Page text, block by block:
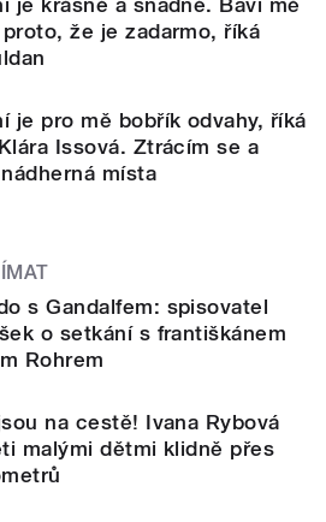
že je zadarmo, říká
je pro mě bobřík odvahy, říká
Issová. Ztrácím se a
místa
s Gandalfem: spisovatel
o setkání s františkánem
Rohrem
na cestě! Ivana Rybová
malými dětmi klidně přes